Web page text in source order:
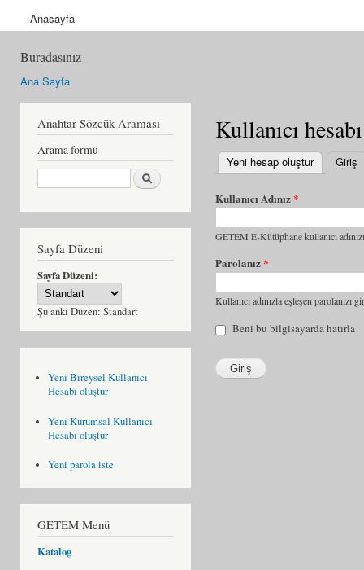
Anasayfa
Buradasınız
Ana Sayfa
Anahtar Sözcük Araması
Arama formu
Ara
Sayfa Düzeni
Sayfa Düzeni:
Şu anki Düzen: Standart
Yeni Bireysel Kullanıcı
Hesabı oluştur
Yeni Kurumsal Kullanıcı
Hesabı oluştur
Yeni parola iste
GETEM Menü
Katalog
Kullanıcı hesabı
Yeni hesap oluştur Giriş
Kullanıcı Adınız*
GETEM E-Kütüphane kullanıcı
Parolanız*
Kullanıcı adınızla eşleşen parolanızı
Beni bu bilgisayarda hatırla